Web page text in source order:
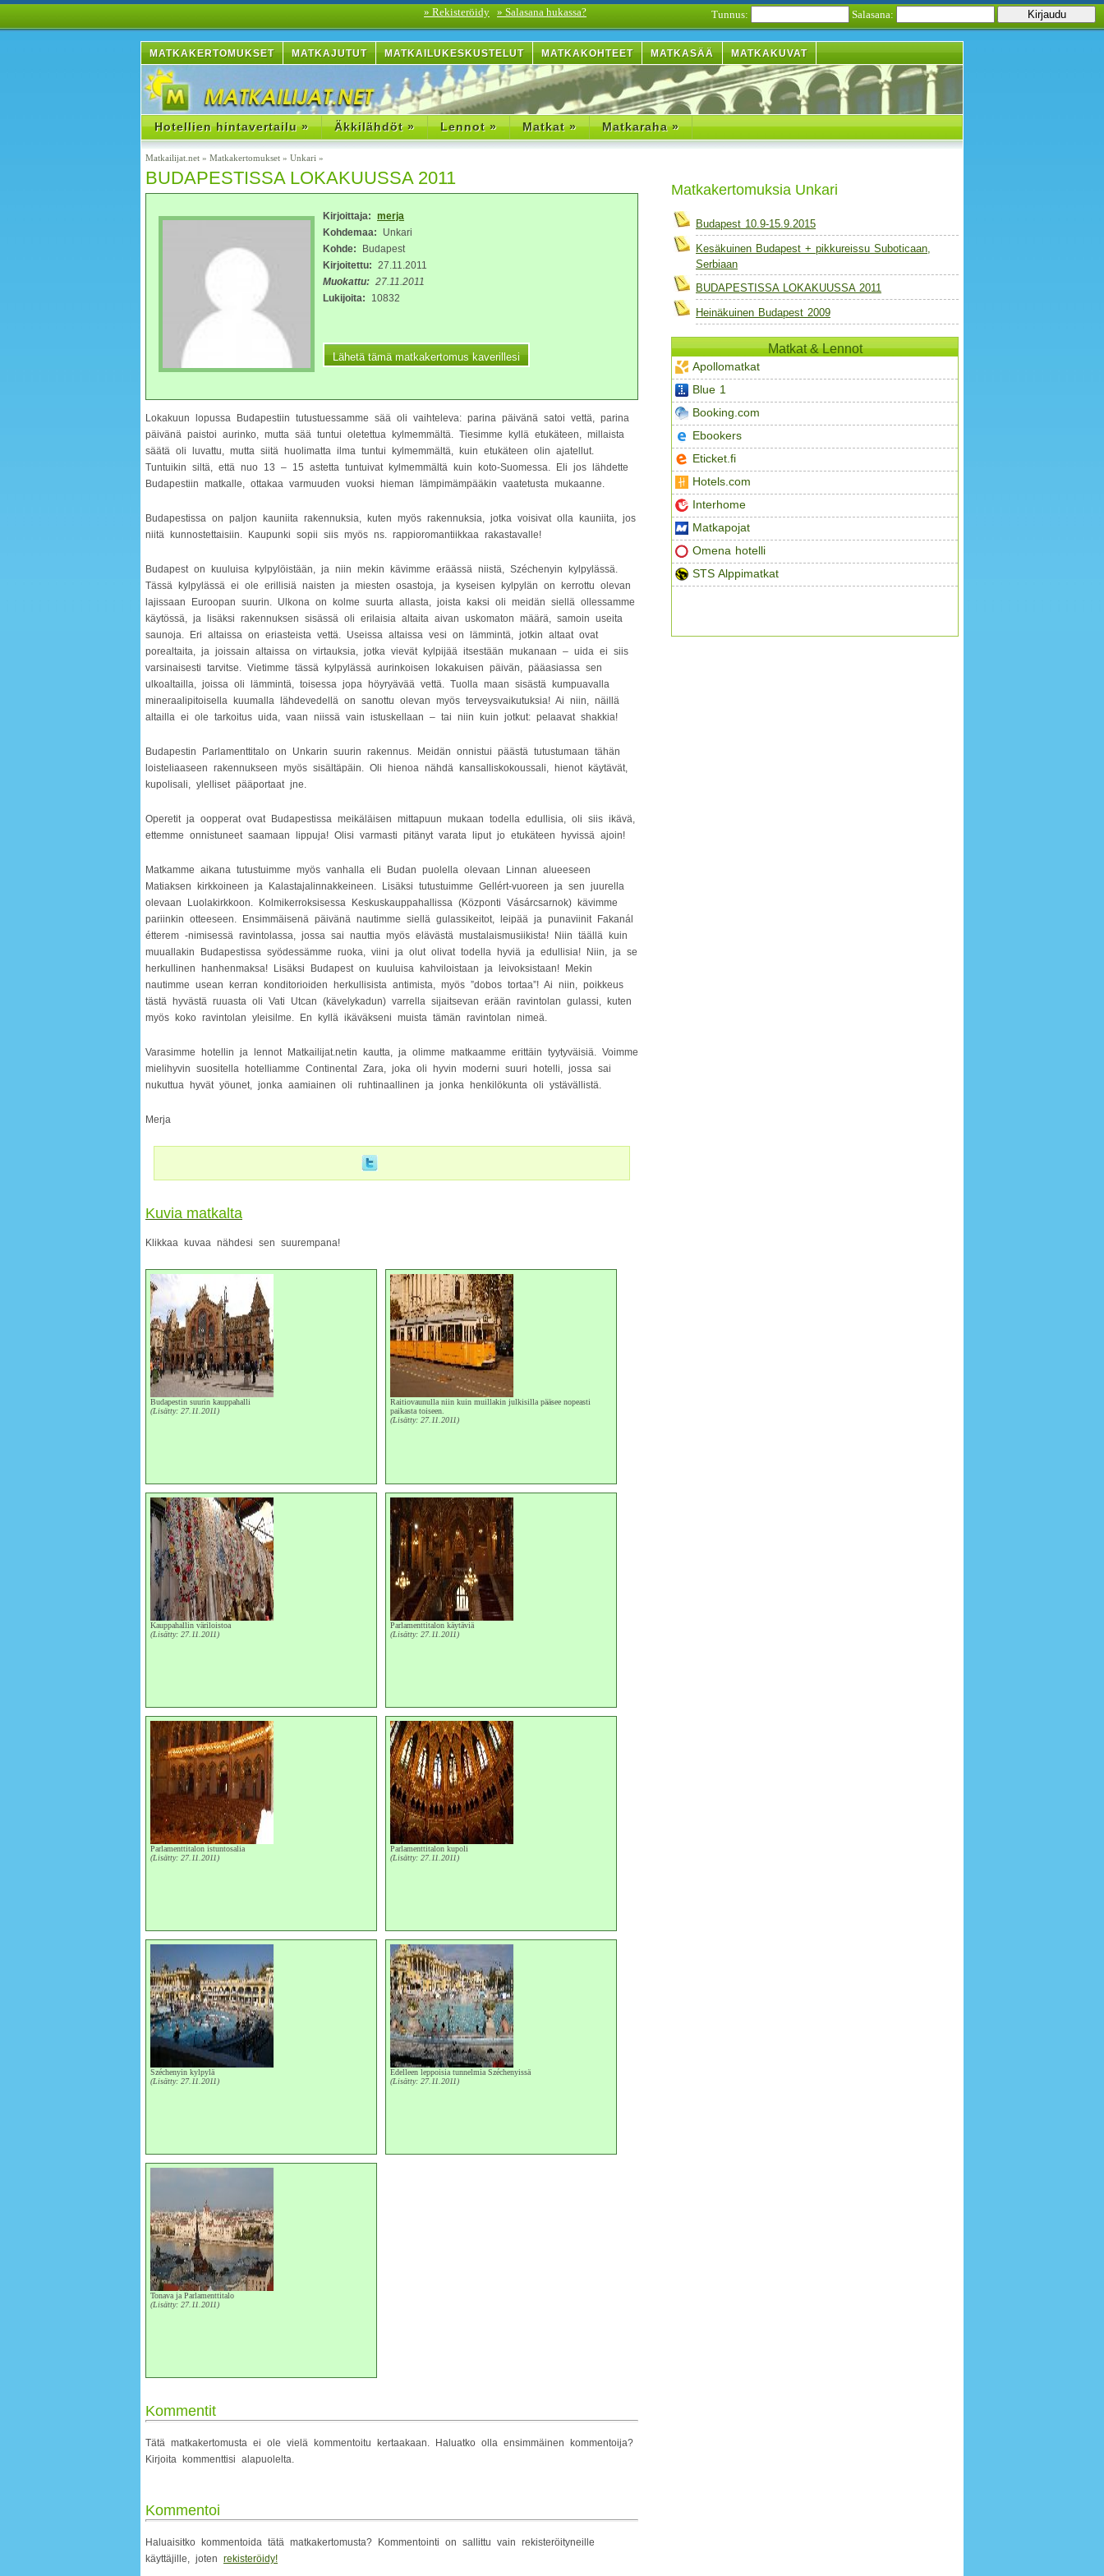
Tunnus: Salasana:
» Rekisteröidy » Salasana hukassa?
MATKAKERTOMUKSET MATKAJUTUT MATKAILUKESKUSTELUT MATKAKOHTEET MATKASÄÄ MATKAKUVAT
Hotellien hintavertailu » Äkkilähdöt » Lennot » Matkat » Matkaraha »
Matkakertomuksia Unkari
Budapest 10.9-15.9.2015
Kesäkuinen Budapest + pikkureissu Suboticaan,
Serbiaan
BUDAPESTISSA LOKAKUUSSA 2011
Heinäkuinen Budapest 2009
Matkat & Lennot
Apollomatkat
Blue 1
Booking.com
Ebookers
Eticket.fi
Hotels.com
Interhome
Matkapojat
Omena hotelli
STS Alppimatkat
Matkailijat.net » Matkakertomukset » Unkari »
BUDAPESTISSA LOKAKUUSSA 2011
Kirjoittaja: merja
Kohdemaa: Unkari
Kohde: Budapest
Kirjoitettu: 27.11.2011
Muokattu: 27.11.2011
Lukijoita: 10832
Lokakuun lopussa Budapestiin tutustuessamme sää oli vaihteleva: parina päivänä satoi vettä, parina
päivänä paistoi aurinko, mutta sää tuntui oletettua kylmemmältä. Tiesimme kyllä etukäteen, millaista
säätä oli luvattu, mutta siitä huolimatta ilma tuntui kylmemmältä, kuin etukäteen olin ajatellut.
Tuntuikin siltä, että nuo 13 – 15 astetta tuntuivat kylmemmältä kuin koto-Suomessa. Eli jos lähdette
Budapestiin matkalle, ottakaa varmuuden vuoksi hieman lämpimämpääkin vaatetusta mukaanne.
Budapestissa on paljon kauniita rakennuksia, kuten myös rakennuksia, jotka voisivat olla kauniita, jos
niitä kunnostettaisiin. Kaupunki sopii siis myös ns. rappioromantiikkaa rakastavalle!
Budapest on kuuluisa kylpylöistään, ja niin mekin kävimme eräässä niistä, Széchenyin kylpylässä.
Tässä kylpylässä ei ole erillisiä naisten ja miesten osastoja, ja kyseisen kylpylän on kerrottu olevan
lajissaan Euroopan suurin. Ulkona on kolme suurta allasta, joista kaksi oli meidän siellä ollessamme
käytössä, ja lisäksi rakennuksen sisässä oli erilaisia altaita aivan uskomaton määrä, samoin useita
saunoja. Eri altaissa on eriasteista vettä. Useissa altaissa vesi on lämmintä, jotkin altaat ovat
porealtaita, ja joissain altaissa on virtauksia, jotka vievät kylpijää itsestään mukanaan – uida ei siis
varsinaisesti tarvitse. Vietimme tässä kylpylässä aurinkoisen lokakuisen päivän, pääasiassa sen
ulkoaltailla, joissa oli lämmintä, toisessa jopa höyryävää vettä. Tuolla maan sisästä kumpuavalla
mineraalipitoisella kuumalla lähdevedellä on sanottu olevan myös terveysvaikutuksia! Ai niin, näillä
altailla ei ole tarkoitus uida, vaan niissä vain istuskellaan – tai niin kuin jotkut: pelaavat shakkia!
Budapestin Parlamenttitalo on Unkarin suurin rakennus. Meidän onnistui päästä tutustumaan tähän
loisteliaaseen rakennukseen myös sisältäpäin. Oli hienoa nähdä kansalliskokoussali, hienot käytävät,
kupolisali, ylelliset pääportaat jne.
Operetit ja oopperat ovat Budapestissa meikäläisen mittapuun mukaan todella edullisia, oli siis ikävä,
ettemme onnistuneet saamaan lippuja! Olisi varmasti pitänyt varata liput jo etukäteen hyvissä ajoin!
Matkamme aikana tutustuimme myös vanhalla eli Budan puolella olevaan Linnan alueeseen
Matiaksen kirkkoineen ja Kalastajalinnakkeineen. Lisäksi tutustuimme Gellért-vuoreen ja sen juurella
olevaan Luolakirkkoon. Kolmikerroksisessa Keskuskauppahallissa (Központi Vásárcsarnok) kävimme
pariinkin otteeseen. Ensimmäisenä päivänä nautimme siellä gulassikeitot, leipää ja punaviinit Fakanál
étterem -nimisessä ravintolassa, jossa sai nauttia myös elävästä mustalaismusiikista! Niin täällä kuin
muuallakin Budapestissa syödessämme ruoka, viini ja olut olivat todella hyviä ja edullisia! Niin, ja se
herkullinen hanhenmaksa! Lisäksi Budapest on kuuluisa kahviloistaan ja leivoksistaan! Mekin
nautimme usean kerran konditorioiden herkullisista antimista, myös ”dobos tortaa”! Ai niin, poikkeus
tästä hyvästä ruuasta oli Vati Utcan (kävelykadun) varrella sijaitsevan erään ravintolan gulassi, kuten
myös koko ravintolan yleisilme. En kyllä ikäväkseni muista tämän ravintolan nimeä.
Varasimme hotellin ja lennot Matkailijat.netin kautta, ja olimme matkaamme erittäin tyytyväisiä. Voimme
mielihyvin suositella hotelliamme Continental Zara, joka oli hyvin moderni suuri hotelli, jossa sai
nukuttua hyvät yöunet, jonka aamiainen oli ruhtinaallinen ja jonka henkilökunta oli ystävällistä.
Merja
Kuvia matkalta
Klikkaa kuvaa nähdesi sen suurempana!
Budapestin suurin kauppahalli
(Lisätty: 27.11.2011)
Raitiovaunulla niin kuin muillakin julkisilla pääsee nopeasti
paikasta toiseen.
(Lisätty: 27.11.2011)
Kauppahallin väriloistoa
(Lisätty: 27.11.2011)
Parlamenttitalon käytäviä
(Lisätty: 27.11.2011)
Parlamenttitalon istuntosalia
(Lisätty: 27.11.2011)
Parlamenttitalon kupoli
(Lisätty: 27.11.2011)
Széchenyin kylpylä
(Lisätty: 27.11.2011)
Edelleen leppoisia tunnelmia Széchenyissä
(Lisätty: 27.11.2011)
Tonava ja Parlamenttitalo
(Lisätty: 27.11.2011)
Kommentit
Tätä matkakertomusta ei ole vielä kommentoitu kertaakaan. Haluatko olla ensimmäinen kommentoija?
Kirjoita kommenttisi alapuolelta.
Kommentoi
Haluaisitko kommentoida tätä matkakertomusta? Kommentointi on sallittu vain rekisteröityneille
käyttäjille, joten rekisteröidy!